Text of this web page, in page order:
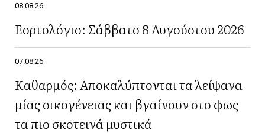
08.08.26
Εορτολόγιο: Σάββατο 8 Αυγούστου 2026
07.08.26
Καθαρμός: Αποκαλύπτονται τα λείψανα
μίας οικογένειας και βγαίνουν στο φως
τα πιο σκοτεινά μυστικά